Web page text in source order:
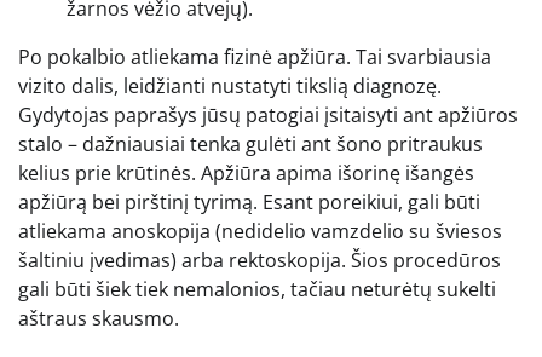
žarnos vėžio atvejų).
Po pokalbio atliekama fizinė apžiūra. Tai svarbiausia
vizito dalis, leidžianti nustatyti tikslią diagnozę.
Gydytojas paprašys jūsų patogiai įsitaisyti ant apžiūros
stalo – dažniausiai tenka gulėti ant šono pritraukus
kelius prie krūtinės. Apžiūra apima išorinę išangės
apžiūrą bei pirštinį tyrimą. Esant poreikiui, gali būti
atliekama anoskopija (nedidelio vamzdelio su šviesos
šaltiniu įvedimas) arba rektoskopija. Šios procedūros
gali būti šiek tiek nemalonios, tačiau neturėtų sukelti
aštraus skausmo.